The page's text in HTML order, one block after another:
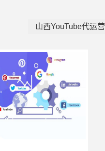
山西YouTube代运营